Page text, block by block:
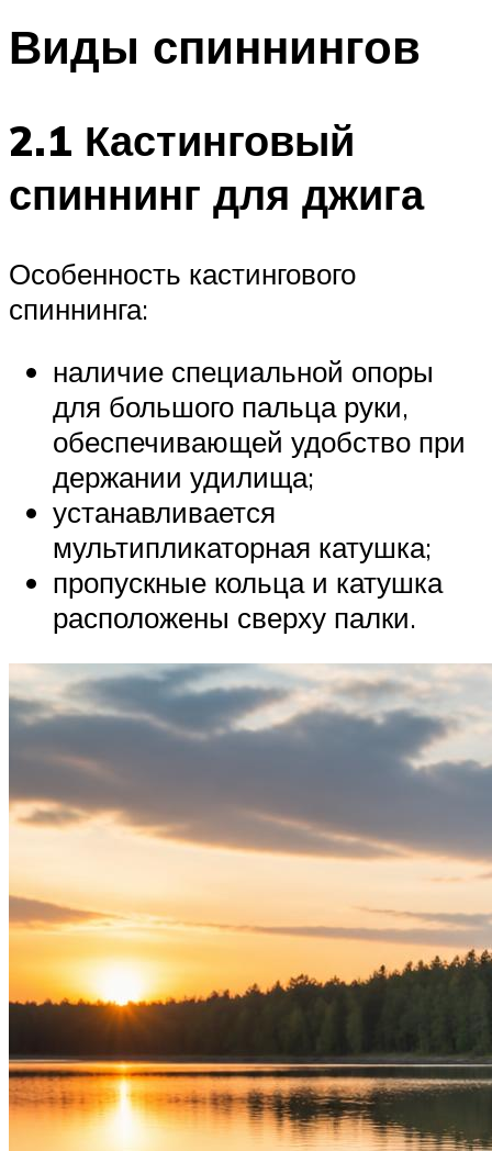
Виды спиннингов
2.1 Кастинговый
спиннинг для джига
Особенность кастингового
спиннинга:
наличие специальной опоры
для большого пальца руки,
обеспечивающей удобство при
держании удилища;
устанавливается
мультипликаторная катушка;
пропускные кольца и катушка
расположены сверху палки.